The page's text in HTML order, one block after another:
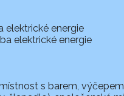
elektrické energie
elektrické energie
s barem,